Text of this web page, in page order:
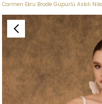
Carmen Ekru Brode Güpürlü Askılı